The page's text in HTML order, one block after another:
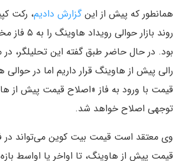
همانطور که پیش از اینگزارش دادیم، رکت
روند بازار
بود. در حال حاضر طبق گفته این تحلیلگر، در
رالی پیش از هاوینگ قرار داریم اما در حوالی
قیمت با ورود به فاز «اصلاح قیمت پیش از
توجهی اصلاح خواهد شد.
وی معتقد است قیمت بیت کوین می‌تواند در